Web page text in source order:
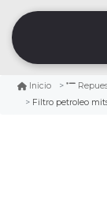
Inicio
Filtro petroleo